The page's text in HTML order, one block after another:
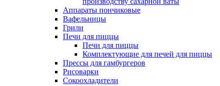
Аппараты пончиковые
Вафельницы
Грили
Печи для пиццы
Печи для пиццы
Комплектующие для печей для пиццы
Прессы для гамбургеров
Рисоварки
Сокоохладители